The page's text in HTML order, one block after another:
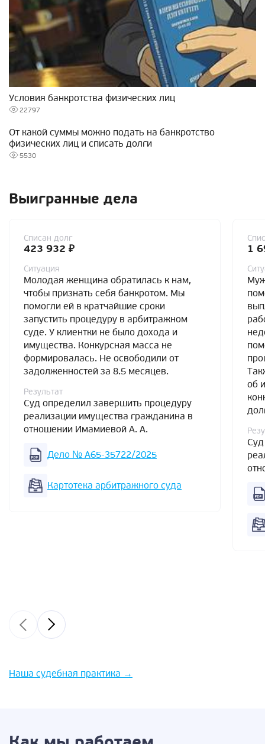
Условия банкротства физических лиц
22797
От какой суммы можно подать на банкротство
физических лиц и списать долги
5530
Выигранные дела
Списан долг
423 932 ₽
Ситуация
Молодая женщина обратилась к нам,
чтобы признать себя банкротом. Мы
помогли ей в кратчайшие сроки
запустить процедуру в арбитражном
суде. У клиентки не было дохода и
имущества. Конкурсная масса не
формировалась. Не освободили от
задолженностей за 8.5 месяцев.
Результат
Суд определил завершить процедуру
реализации имущества гражданина в
отношении Имамиевой А. А.
Дело № А65-35722/2025
Картотека арбитражного суда
1
об
Наша судебная практика →